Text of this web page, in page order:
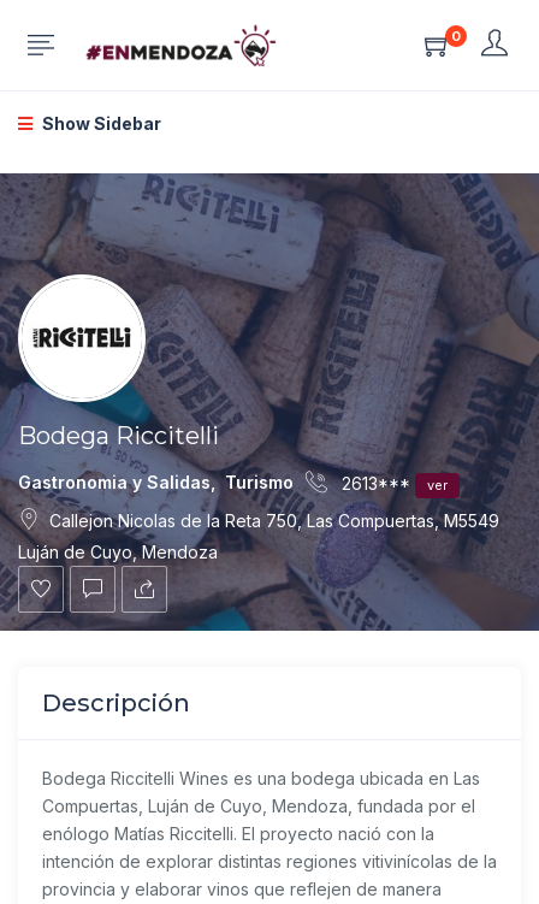
0
Show Sidebar
Bodega Riccitelli
Gastronomia y Salidas, Turismo 2613*** ver
Callejon Nicolas de la Reta 750, Las Compuertas, M5549
Luján de Cuyo, Mendoza
Descripción
Bodega Riccitelli Wines es una bodega ubicada en Las
Compuertas, Luján de Cuyo, Mendoza, fundada por el
enólogo Matías Riccitelli. El proyecto nació con la
intención de explorar distintas regiones vitivinícolas de la
provincia y elaborar vinos que reflejen de manera